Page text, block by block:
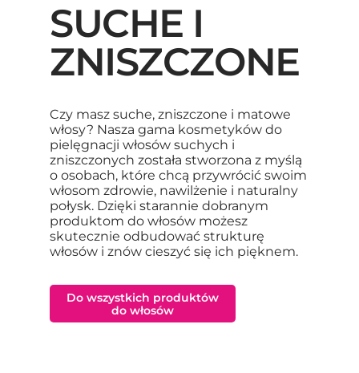
SUCHE I
ZNISZCZONE
Czy masz suche, zniszczone i matowe
włosy? Nasza gama kosmetyków do
pielęgnacji włosów suchych i
zniszczonych została stworzona z myślą
o osobach, które chcą przywrócić swoim
włosom zdrowie, nawilżenie i naturalny
połysk. Dzięki starannie dobranym
produktom do włosów możesz
skutecznie odbudować strukturę
włosów i znów cieszyć się ich pięknem.
Do wszystkich produktów
do włosów